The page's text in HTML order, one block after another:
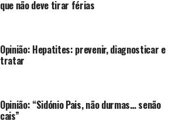
que não deve tirar férias
Opinião: Hepatites: prevenir, diagnosticar e
tratar
Opinião: “Sidónio Pais, não durmas… senão
cais”